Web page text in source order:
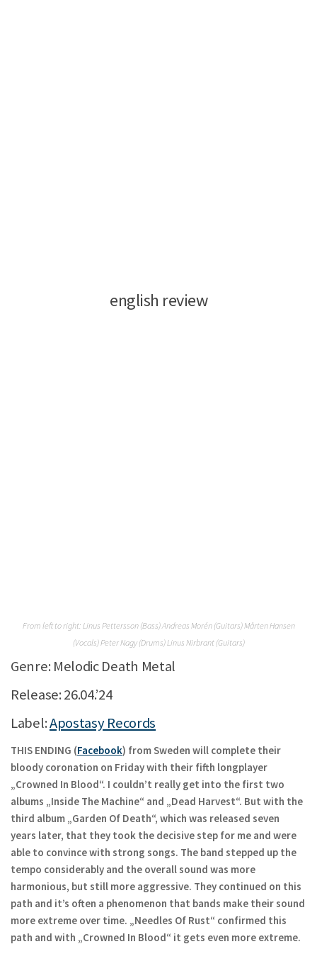
english review
From left to right: Linus Pettersson (Bass) Andreas Morén (Guitars) Mårten Hansen
(Vocals) Peter Nagy (Drums) Linus Nirbrant (Guitars)
Genre: Melodic Death Metal
Release: 26.04.’24
Label:Apostasy Records
THIS ENDING (Facebook) from Sweden will complete their
bloody coronation on Friday with their fifth longplayer
„Crowned In Blood“. I couldn’t really get into the first two
albums „Inside The Machine“ and „Dead Harvest“. But with the
third album „Garden Of Death“, which was released seven
years later, that they took the decisive step for me and were
able to convince with strong songs. The band stepped up the
tempo considerably and the overall sound was more
harmonious, but still more aggressive. They continued on this
path and it’s often a phenomenon that bands make their sound
more extreme over time. „Needles Of Rust“ confirmed this
path and with „Crowned In Blood“ it gets even more extreme.